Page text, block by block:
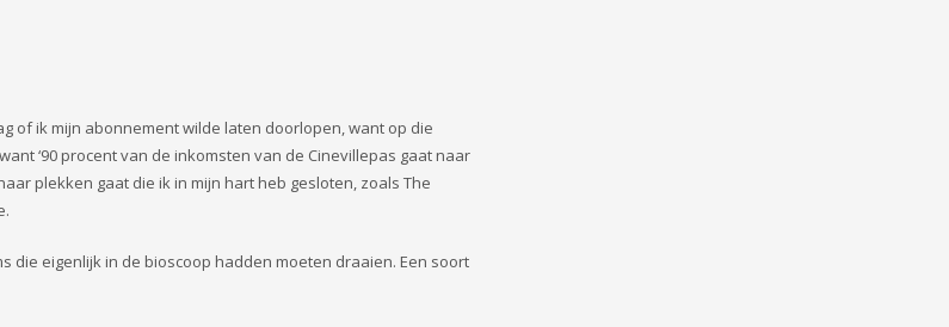
of ik mijn abonnement wilde laten doorlopen, want op die
‘90 procent van de inkomsten van de Cinevillepas gaat naar
plekken gaat die ik in mijn hart heb gesloten, zoals The
die eigenlijk in de bioscoop hadden moeten draaien. Een soort